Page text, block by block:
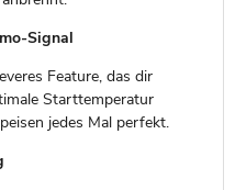
Signal
Feature, das dir
Starttemperatur
jedes Mal perfekt.